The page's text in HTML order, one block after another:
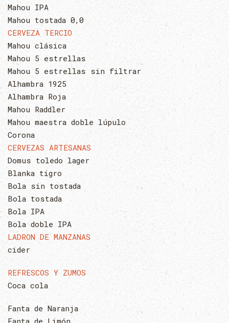
Mahou IPA
Mahou tostada 0,0
CERVEZA TERCIO
Mahou clásica
Mahou 5 estrellas
Mahou 5 estrellas sin filtrar
Alhambra 1925
Alhambra Roja
Mahou Raddler
Mahou maestra doble lúpulo
Corona
CERVEZAS ARTESANAS
Domus toledo lager
Blanka tigro
Bola sin tostada
Bola tostada
Bola IPA
Bola doble IPA
LADRON DE MANZANAS
cider
REFRESCOS Y ZUMOS
Coca cola
Fanta de Naranja
Fanta de Limón